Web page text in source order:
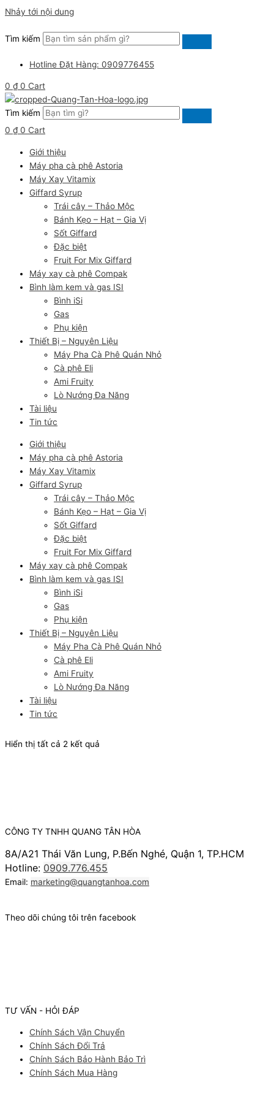
Nhảy tới nội dung
Tìm kiếm
Hotline Đặt Hàng: 0909776455
0 ₫ 0 Cart
Tìm kiếm
0 ₫ 0 Cart
Giới thiệu
Máy pha cà phê Astoria
Máy Xay Vitamix
Giffard Syrup
Trái cây – Thảo Mộc
Bánh Kẹo – Hạt – Gia Vị
Sốt Giffard
Đặc biệt
Fruit For Mix Giffard
Máy xay cà phê Compak
Bình làm kem và gas ISI
Bình iSi
Gas
Phụ kiện
Thiết Bị – Nguyên Liệu
Máy Pha Cà Phê Quán Nhỏ
Cà phê Eli
Ami Fruity
Lò Nướng Đa Năng
Tài liệu
Tin tức
Giới thiệu
Máy pha cà phê Astoria
Máy Xay Vitamix
Giffard Syrup
Trái cây – Thảo Mộc
Bánh Kẹo – Hạt – Gia Vị
Sốt Giffard
Đặc biệt
Fruit For Mix Giffard
Máy xay cà phê Compak
Bình làm kem và gas ISI
Bình iSi
Gas
Phụ kiện
Thiết Bị – Nguyên Liệu
Máy Pha Cà Phê Quán Nhỏ
Cà phê Eli
Ami Fruity
Lò Nướng Đa Năng
Tài liệu
Tin tức
Hiển thị tất cả 2 kết quả
CÔNG TY TNHH QUANG TÂN HÒA
8A/A21 Thái Văn Lung, P.Bến Nghé, Quận 1, TP.HCM
Hotline: 0909.776.455
Email: marketing@quangtanhoa.com
Theo dõi chúng tôi trên facebook
TƯ VẤN - HỎI ĐÁP
Chính Sách Vận Chuyển
Chính Sách Đổi Trả
Chính Sách Bảo Hành Bảo Trì
Chính Sách Mua Hàng